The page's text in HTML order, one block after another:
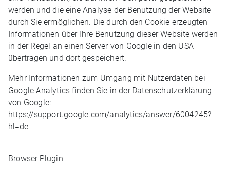
werden und die eine Analyse der Benutzung der Website
durch Sie ermöglichen. Die durch den Cookie erzeugten
Informationen über Ihre Benutzung dieser Website werden
in der Regel an einen Server von Google in den USA
übertragen und dort gespeichert.
Mehr Informationen zum Umgang mit Nutzerdaten bei
Google Analytics finden Sie in der Datenschutzerklärung
von Google:
https://support.google.com/analytics/answer/6004245?
hl=de
Browser Plugin